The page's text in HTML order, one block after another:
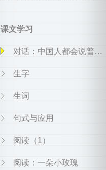
课文学习
对话：中国人都会说普通话
生字
生词
句式与应用
阅读（1）
阅读：一朵小玫瑰